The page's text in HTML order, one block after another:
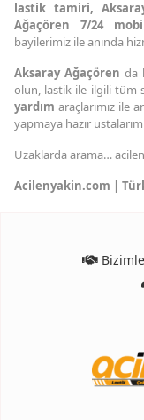
lastik tamiri,
Ağaçören 7/24
bayilerimiz ile anında
Aksaray Ağaçören da
olun, lastik ile ilgili tüm
yardım araçlarımız ile
yapmaya hazır
Uzaklarda arama…
Acilenyakin.com |
Bizimle